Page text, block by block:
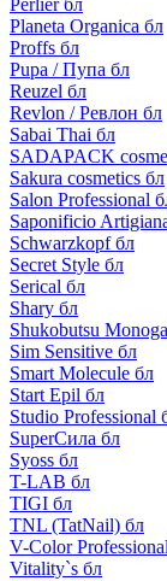
Perlier бл
Planeta Organica бл
Proffs бл
Pupa / Пупа бл
Reuzel бл
Revlon / Ревлон бл
Sabai Thai бл
SADAPACK
Sakura cosmetics бл
Salon Professional
Saponificio
Schwarzkopf бл
Secret Style бл
Serical бл
Shary бл
Shukobutsu
Sim Sensitive бл
Smart Molecule бл
Start Epil бл
Studio Professional
SuperСила бл
Syoss бл
T-LAB бл
TIGI бл
TNL (TatNail) бл
V-Color
Vitality`s бл